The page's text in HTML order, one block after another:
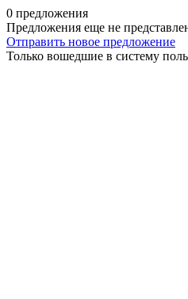
0 предложения
Предложения еще не
Отправить новое предложение
Только вошедшие в систему